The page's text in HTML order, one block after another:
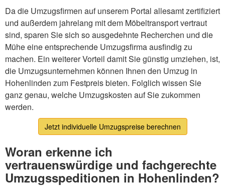
Da die Umzugsfirmen auf unserem Portal allesamt zertifiziert
und außerdem jahrelang mit dem Möbeltransport vertraut
sind, sparen Sie sich so ausgedehnte Recherchen und die
Mühe eine entsprechende Umzugsfirma ausfindig zu
machen. Ein weiterer Vorteil damit Sie günstig umziehen, ist,
die Umzugsunternehmen können Ihnen den Umzug in
Hohenlinden zum Festpreis bieten. Folglich wissen Sie
ganz genau, welche Umzugskosten auf Sie zukommen
werden.
Jetzt individuelle Umzugspreise berechnen
Woran erkenne ich
vertrauenswürdige und fachgerechte
Umzugsspeditionen in Hohenlinden?